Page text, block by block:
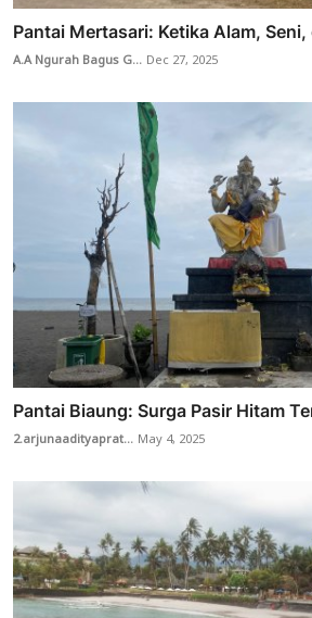
Pantai Mertasari: Ketika Alam,
A.A Ngurah Bagus G... Dec 27, 2025
Pantai Biaung: Surga Pasir Hitam
2.arjunaadityaprat... May 4, 2025